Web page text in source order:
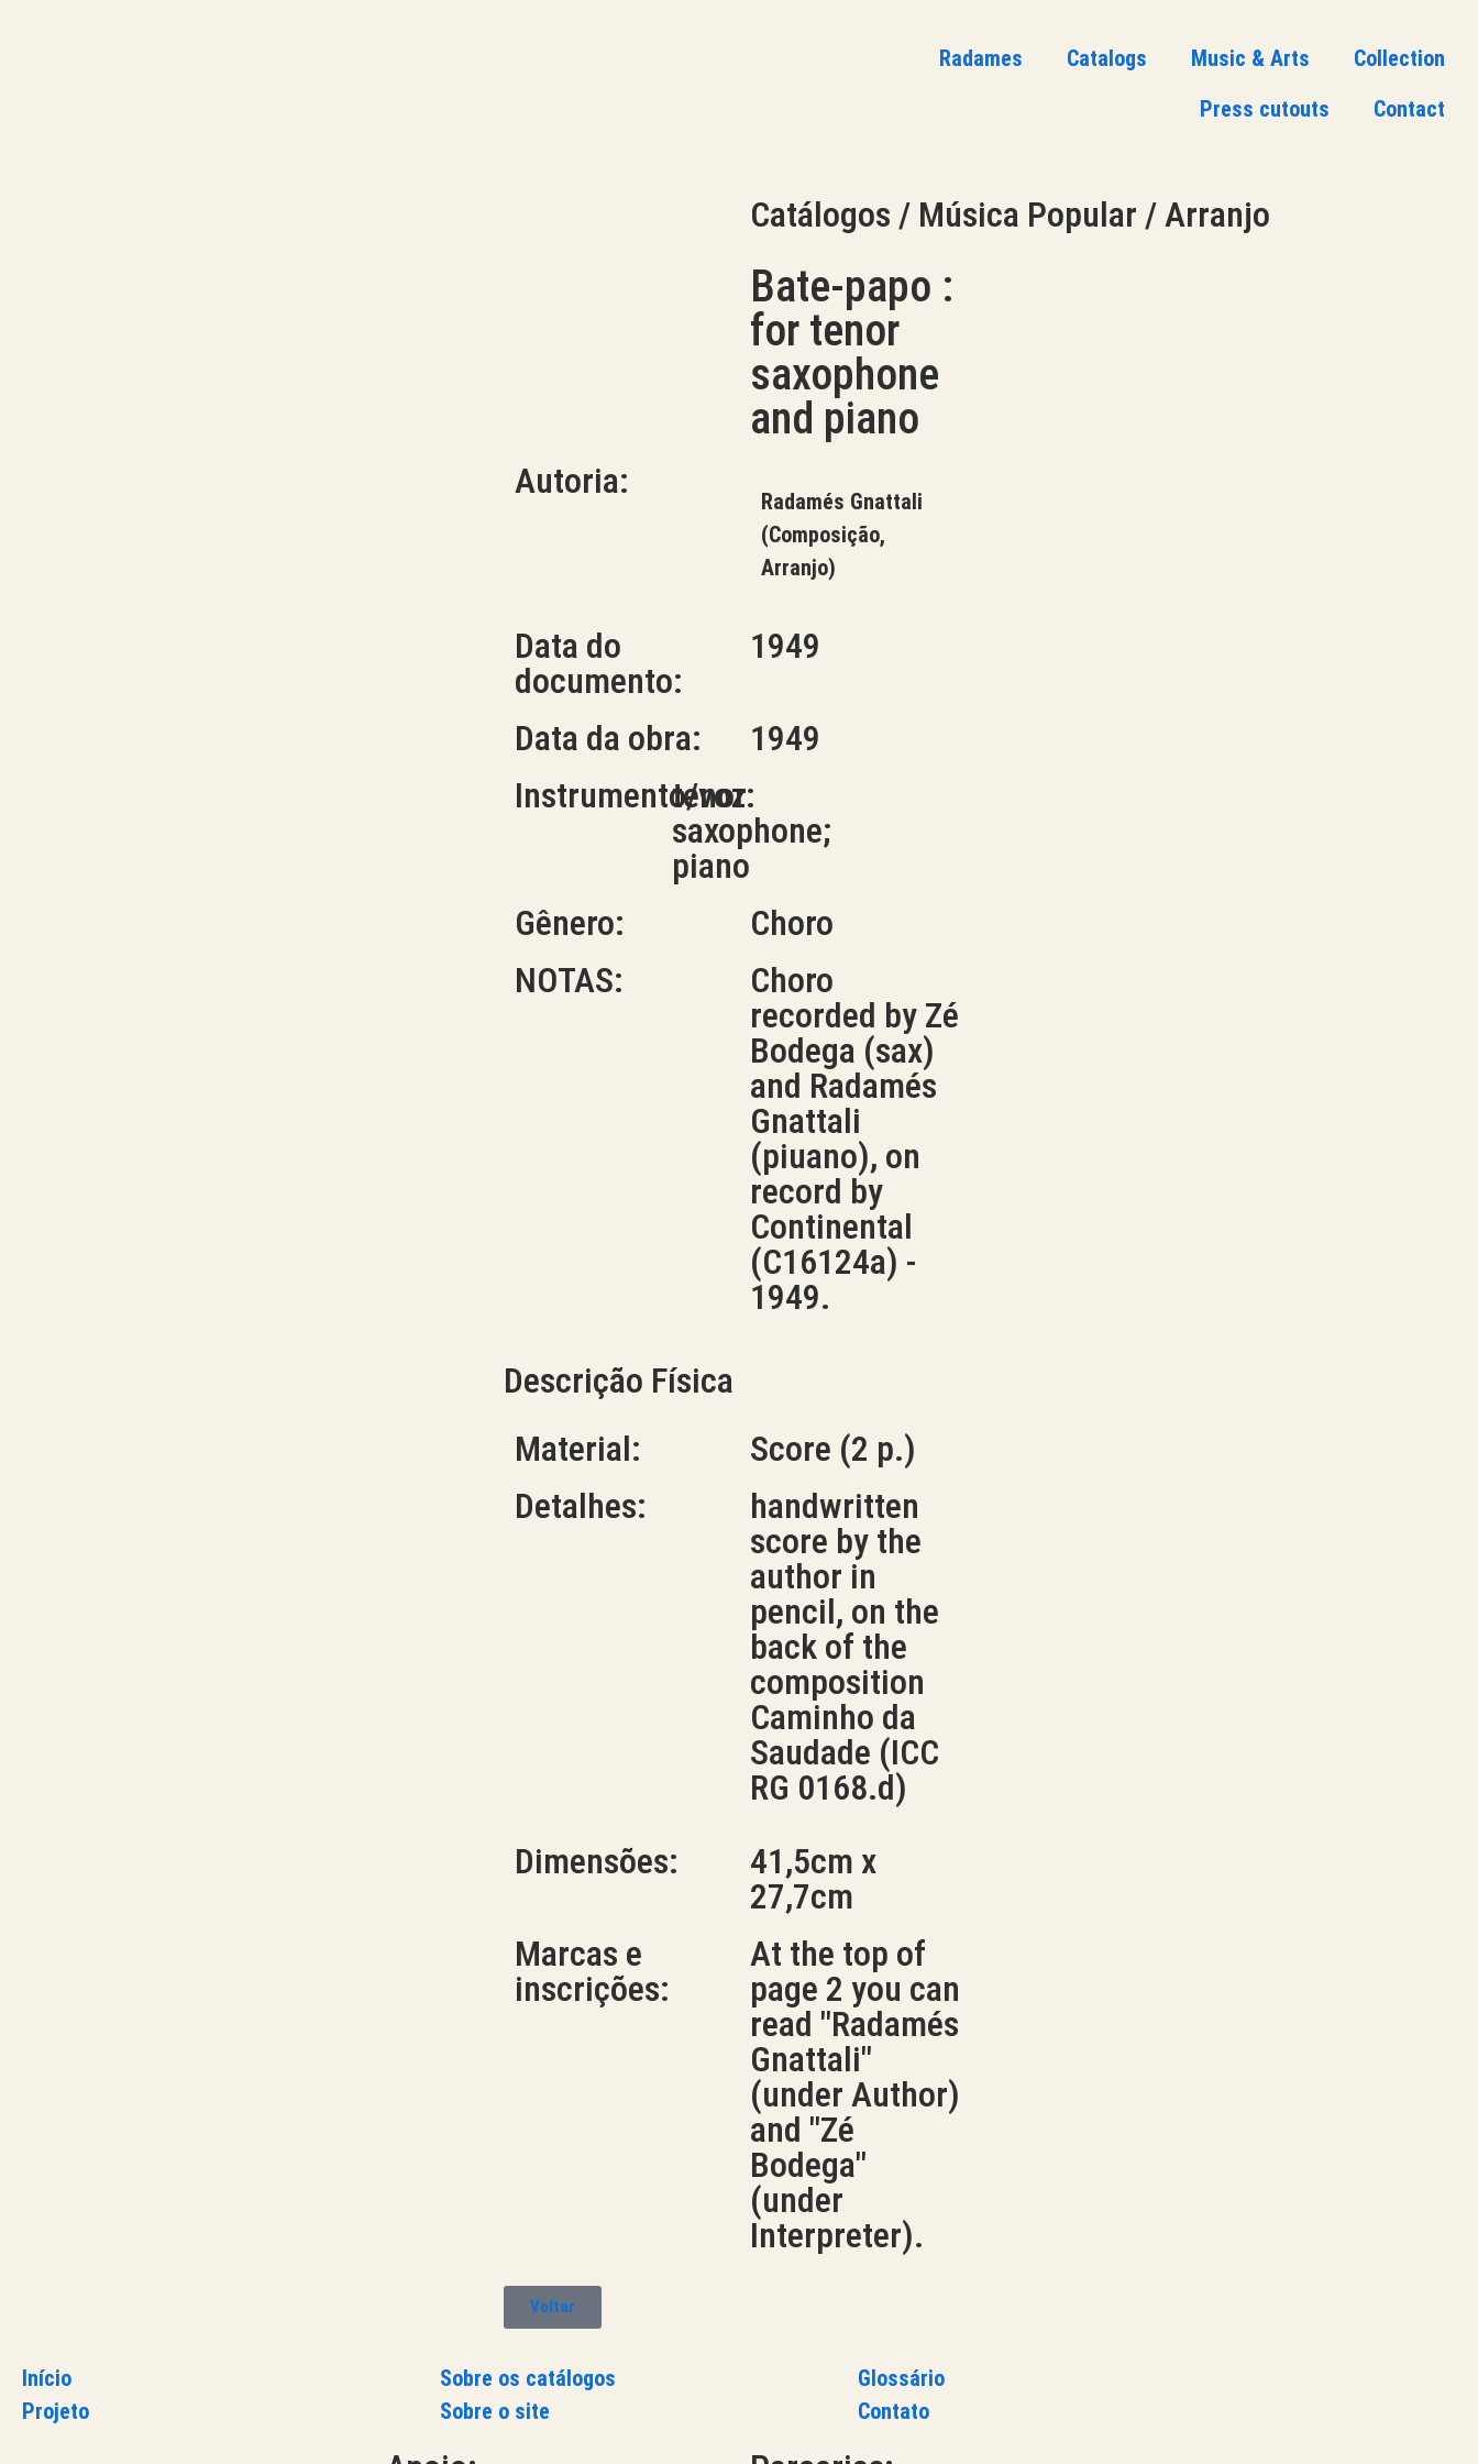
Radames Catalogs Music & Arts
Collection
Press cutouts
Contact
Catálogos / Música Popular / Arranjo
Bate-papo :
for tenor
saxophone
and piano
Autoria:
Radamés Gnattali
(Composição,
Arranjo)
Data do
documento:
1949
Data da obra:
1949
Instrumento/voz:
tenor
saxophone;
piano
Gênero:
Choro
NOTAS:
Choro
recorded by Zé
Bodega (sax)
and Radamés
Gnattali
(piuano), on
record by
Continental
(C16124a) -
1949.
Descrição Física
Material:
Score (2 p.)
Detalhes:
handwritten
score by the
author in
pencil, on the
back of the
composition
Caminho da
Saudade (ICC
RG 0168.d)
Dimensões:
41,5cm x
27,7cm
Marcas e
inscrições:
At the top of
page 2 you can
read "Radamés
Gnattali"
(under Author)
and "Zé
Bodega"
(under
Interpreter).
Voltar
Início
Projeto
Sobre os catálogos
Sobre o site
Glossário
Contato